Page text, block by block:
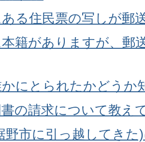
る住民票の写しが郵
籍がありますが、郵
にとられたかどうか
の請求について教え
野市に引っ越してき